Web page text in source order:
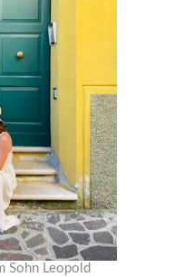
Sohn Leopold